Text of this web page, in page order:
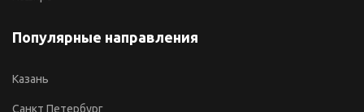
Популярные направления
Казань
Санкт Петербург